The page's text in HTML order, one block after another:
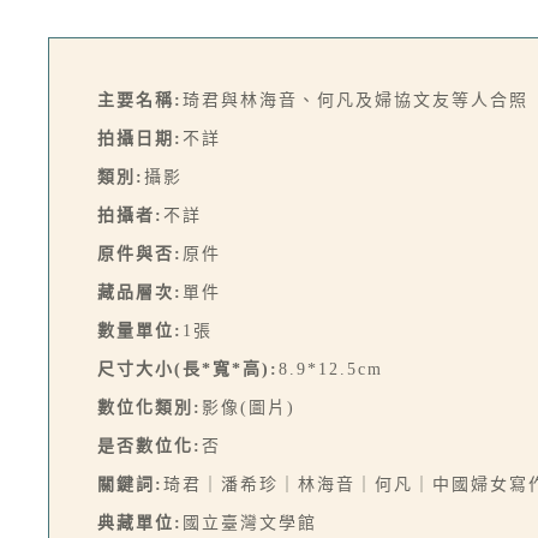
主要名稱: 琦君與林海音、何凡及婦協文友等人合照
拍攝日期: 不詳
類別: 攝影
拍攝者: 不詳
原件與否: 原件
藏品層次: 單件
數量單位: 1張
尺寸大小(長*寬*高): 8.9*12.5cm
數位化類別: 影像(圖片)
是否數位化: 否
關鍵詞: 琦君｜潘希珍｜林海音｜何凡｜中國婦女寫
典藏單位: 國立臺灣文學館